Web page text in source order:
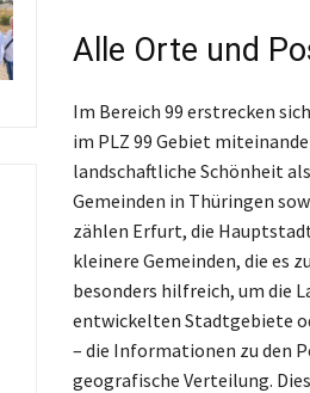
Alle Orte und
Im Bereich 99 erstrecken
im PLZ 99 Gebiet
landschaftliche Schönheit
Gemeinden in Thüringen
zählen Erfurt, die
kleinere Gemeinden, die es
besonders hilfreich, um die
entwickelten Stadtgebiete
– die Informationen zu den
geografische Verteilung.